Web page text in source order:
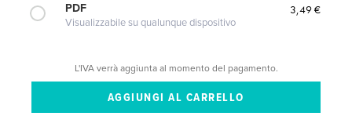
PDF
Visualizzabile su qualunque dispositivo
3,49 €
L'IVA verrà aggiunta al momento del pagamento.